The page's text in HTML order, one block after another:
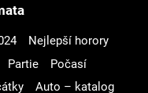
Nejlepší horory
Partie
Počasí
Auto – katalog